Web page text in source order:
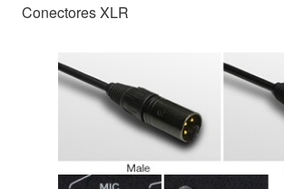
Conectores XLR